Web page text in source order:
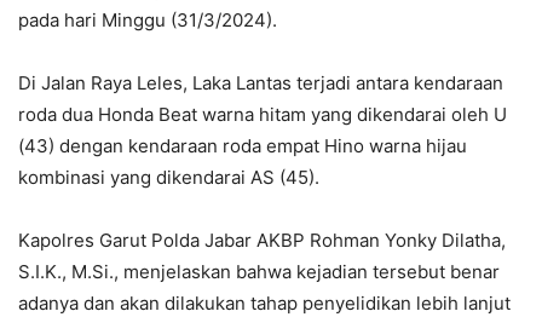
pada hari Minggu (31/3/2024).
Di Jalan Raya Leles, Laka Lantas terjadi antara kendaraan
roda dua Honda Beat warna hitam yang dikendarai oleh U
(43) dengan kendaraan roda empat Hino warna hijau
kombinasi yang dikendarai AS (45).
Kapolres Garut Polda Jabar AKBP Rohman Yonky Dilatha,
S.I.K., M.Si., menjelaskan bahwa kejadian tersebut benar
adanya dan akan dilakukan tahap penyelidikan lebih lanjut